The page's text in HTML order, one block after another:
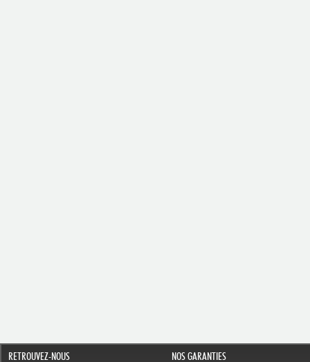
RETROUVEZ-NOUS NOS GARANTIES